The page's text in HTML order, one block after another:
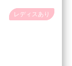
レディスあり